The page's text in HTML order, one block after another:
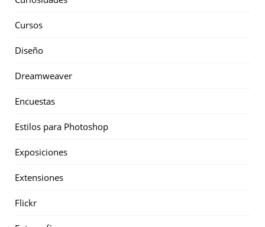
Cursos
Diseño
Dreamweaver
Encuestas
Estilos para Photoshop
Exposiciones
Extensiones
Flickr